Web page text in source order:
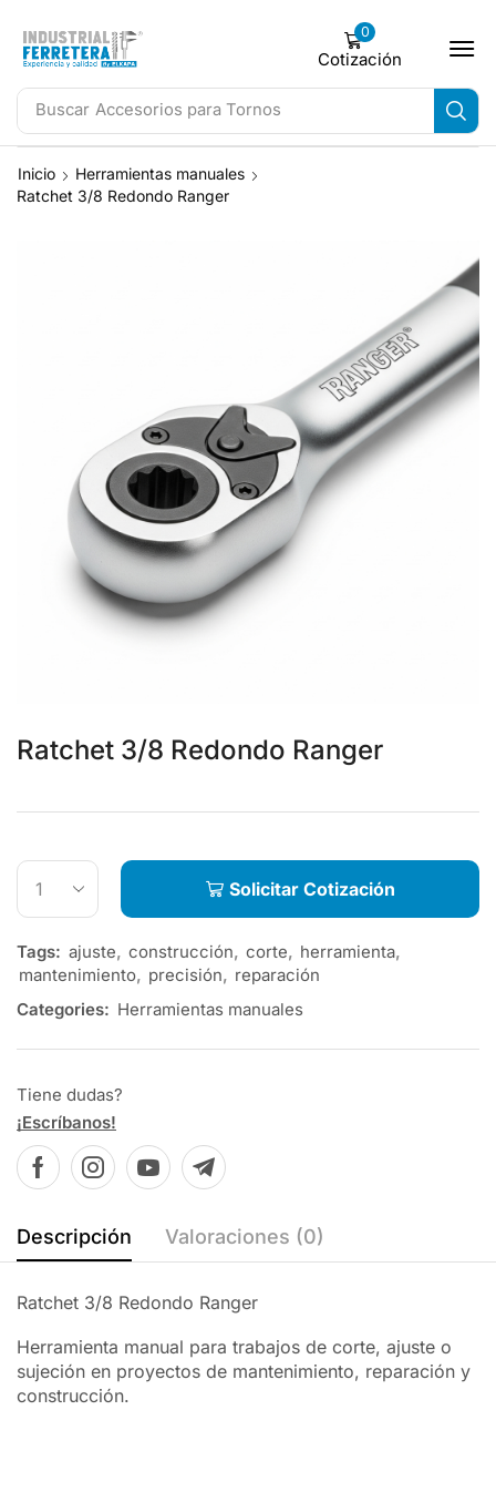
Buscar Accesorios para Tornos
0
Cotización
Inicio
Herramientas manuales
Ratchet 3/8 Redondo Ranger
Ratchet 3/8 Redondo Ranger
Solicitar Cotización
Tags: ajuste, construcción, corte, herramienta,
mantenimiento, precisión, reparación
Categories: Herramientas manuales
Tiene dudas?
¡Escríbanos!
Descripción Valoraciones (0)
Ratchet 3/8 Redondo Ranger
Herramienta manual para trabajos de corte, ajuste o
sujeción en proyectos de mantenimiento, reparación y
construcción.